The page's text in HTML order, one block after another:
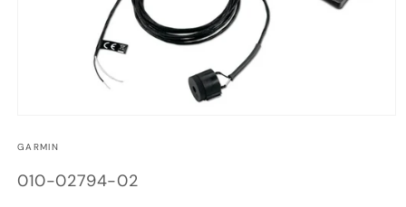
multimedia
en
una
GARMIN
SKU:
010-02794-02